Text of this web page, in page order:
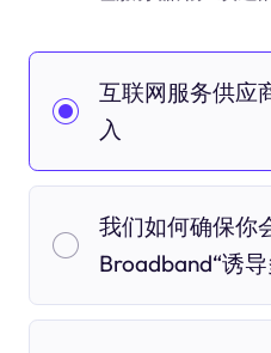
互联网服务供应
入
我们如何确保你
Broadband“诱